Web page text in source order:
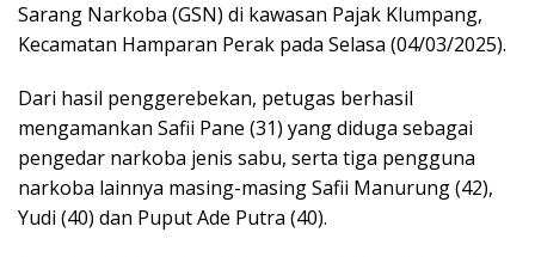
Sarang Narkoba (GSN) di kawasan Pajak Klumpang,
Kecamatan Hamparan Perak pada Selasa (04/03/2025).
Dari hasil penggerebekan, petugas berhasil
mengamankan Safii Pane (31) yang diduga sebagai
pengedar narkoba jenis sabu, serta tiga pengguna
narkoba lainnya masing-masing Safii Manurung (42),
Yudi (40) dan Puput Ade Putra (40).